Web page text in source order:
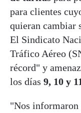
para clientes
quieran cambiar
El Sindicato
Tráfico Aéreo
récord" y
los días 9, 10 y
"Nos informaron